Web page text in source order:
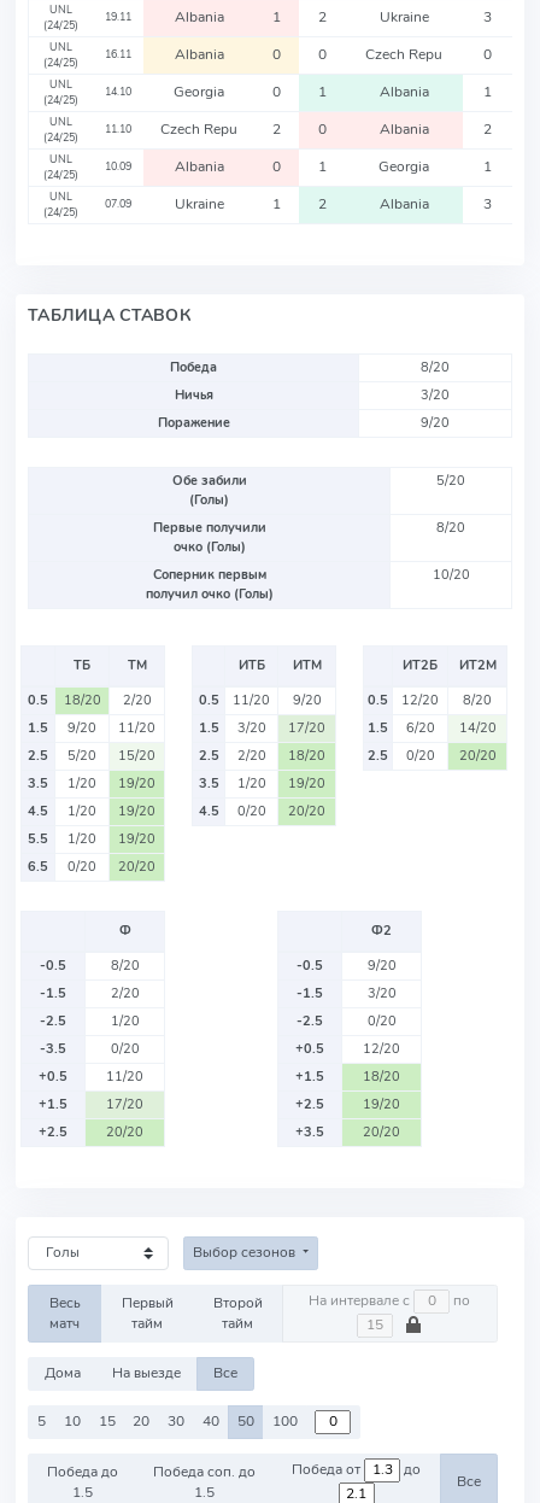
UNL
(24/25)
19.11 Albania 1 2 Ukraine 3
UNL
(24/25)
16.11 Albania 0 0 Czech Repu 0
UNL
(24/25)
14.10 Georgia 0 1 Albania 1
UNL
(24/25)
11.10 Czech Repu 2 0 Albania 2
UNL
(24/25)
10.09 Albania 0 1 Georgia 1
UNL
(24/25)
07.09 Ukraine 1 2 Albania 3
ТАБЛИЦА СТАВОК
Победа
8/20
Ничья
3/20
Поражение
9/20
Обе забили
(Голы)
5/20
Первые получили
очко (Голы)
8/20
Соперник первым
получил очко (Голы)
10/20
ТБ
ТМ
0.5
18/20
2/20
1.5
9/20
11/20
2.5
5/20
15/20
3.5
1/20
19/20
4.5
1/20
19/20
5.5
1/20
19/20
6.5
0/20 20/20
ИТБ
ИТМ
0.5
11/20
9/20
1.5
3/20
17/20
2.5
2/20
18/20
3.5
1/20
19/20
4.5
0/20 20/20
ИТ2Б
ИТ2М
0.5
12/20
8/20
1.5
6/20
14/20
2.5
0/20 20/20
Ф
-0.5
8/20
-1.5
2/20
-2.5
1/20
-3.5
0/20
+0.5
11/20
+1.5
17/20
+2.5
20/20
Ф2
-0.5
9/20
-1.5
3/20
-2.5
0/20
+0.5
12/20
+1.5
18/20
+2.5
19/20
+3.5
20/20
Выбор сезонов
Весь
матч
Первый
тайм
Второй
тайм
На интервале с по
Дома На выезде Все
5 10 15 20 30 40 50 100
Победа до
1.5
Победа соп. до
1.5
Победа от до
Все